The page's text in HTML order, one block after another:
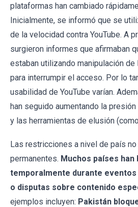
plataformas han cambiado
Inicialmente, se informó que se
de la velocidad contra YouTube. A
surgieron informes que afirmaban
estaban utilizando manipulación
para interrumpir el acceso. Por lo
usabilidad de YouTube varían.
han seguido aumentando la
y las herramientas de elusión
Las restricciones a nivel de país
permanentes. Muchos países han
temporalmente durante
o disputas sobre contenido
ejemplos incluyen: Pakistán